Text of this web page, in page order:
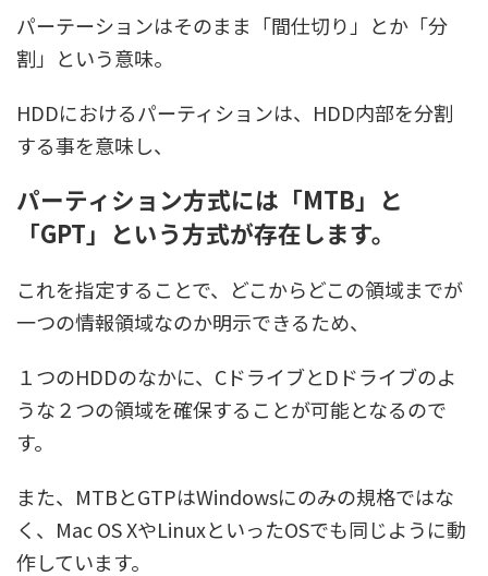
パーテーションはそのまま「間仕切り」とか「分
割」という意味。
HDDにおけるパーティションは、HDD内部を分割
する事を意味し、
パーティション方式には「MTB」と
「GPT」という方式が存在します。
これを指定することで、どこからどこの領域までが
一つの情報領域なのか明示できるため、
１つのHDDのなかに、CドライブとDドライブのよ
うな２つの領域を確保することが可能となるので
す。
また、MTBとGTPはWindowsにのみの規格ではな
く、Mac OS XやLinuxといったOSでも同じように動
作しています。